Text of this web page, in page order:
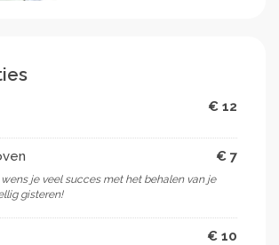
€ 12
€ 7
je veel succes met het behalen van je
gisteren!
€ 10